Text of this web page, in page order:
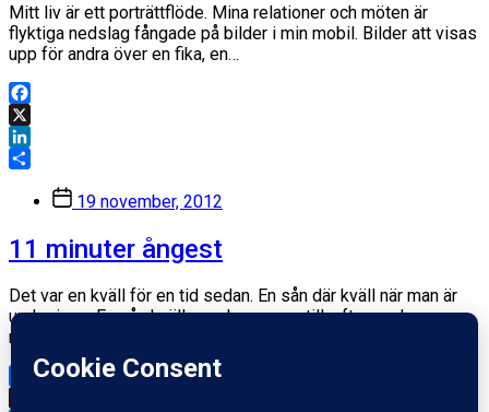
Mitt liv är ett porträttflöde. Mina relationer och möten är
flyktiga nedslag fångade på bilder i min mobil. Bilder att visas
upp för andra över en fika, en…
Facebook
X
LinkedIn
Inläggsdatum
19 november, 2012
11 minuter ångest
Det var en kväll för en tid sedan. En sån där kväll när man är
under isen. En sån kväll man lagrar upp till, efter veckor av
mentalt…